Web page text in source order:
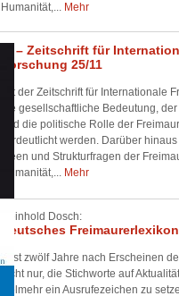
Humanität,... Mehr
IF – Zeitschrift für
Forschung 25/11
Mit der Zeitschrift für Internationale
die gesellschaftliche Bedeutung,
und die politische Rolle der
verdeutlicht werden. Darüber
Ideen und Strukturfragen der
Humanität,... Mehr
Reinhold Dosch:
Deutsches Freimaurerlexikon
Fast zwölf Jahre nach Erscheinen
nicht nur, die Stichworte auf
vielmehr ein Ausrufezeichen zu